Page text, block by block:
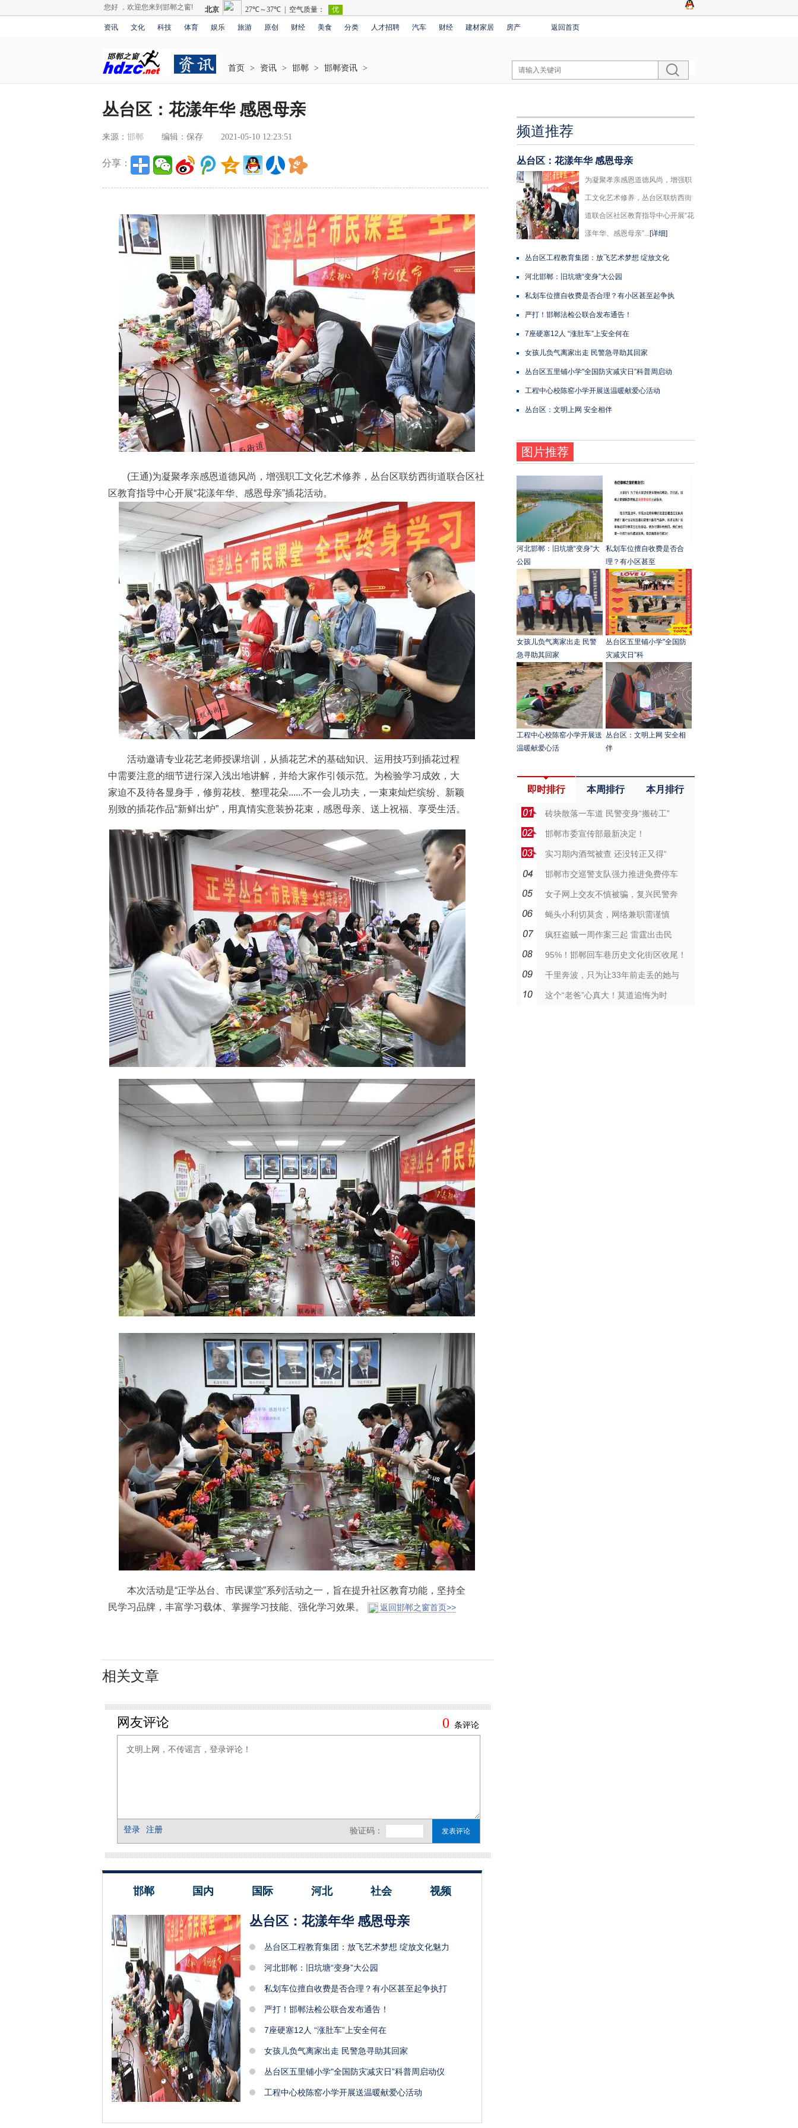
您好 ，欢迎您来到邯郸之窗!
资讯 文化 科技 体育 娱乐 旅游 原创 财经 美食 分类 人才招聘 汽车 财经 建材家居 房产 返回首页
首页 > 资讯 > 邯郸 > 邯郸资讯 >
丛台区：花漾年华 感恩母亲
来源： 邯郸 编辑：保存 2021-05-10 12:23:51
分享：
(王通)为凝聚孝亲感恩道德风尚，增强职工文化艺术修养，丛台区联纺西街道联合区社
区教育指导中心开展“花漾年华、感恩母亲”插花活动。
活动邀请专业花艺老师授课培训，从插花艺术的基础知识、运用技巧到插花过程
中需要注意的细节进行深入浅出地讲解，并给大家作引领示范。为检验学习成效，大
家迫不及待各显身手，修剪花枝、整理花朵......不一会儿功夫，一束束灿烂缤纷、新颖
别致的插花作品“新鲜出炉”，用真情实意装扮花束，感恩母亲、送上祝福、享受生活。
本次活动是“正学丛台、市民课堂”系列活动之一，旨在提升社区教育功能，坚持全
民学习品牌，丰富学习载体、掌握学习技能、强化学习效果。
返回邯郸之窗首页>>
相关文章
邯郸 国内 国际 河北 社会 视频
丛台区：花漾年华 感恩母亲
丛台区工程教育集团：放飞艺术梦想 绽放文化魅力
河北邯郸：旧坑塘“变身”大公园
私划车位擅自收费是否合理？有小区甚至起争执打
严打！邯郸法检公联合发布通告！
7座硬塞12人 “涨肚车”上安全何在
女孩儿负气离家出走 民警急寻助其回家
丛台区五里铺小学"全国防灾减灾日”科普周启动仪
工程中心校陈窑小学开展送温暖献爱心活动
频道推荐
丛台区：花漾年华 感恩母亲
为凝聚孝亲感恩道德风尚，增强职
工文化艺术修养，丛台区联纺西街
道联合区社区教育指导中心开展“花
漾年华、感恩母亲”...[详细]
丛台区工程教育集团：放飞艺术梦想 绽放文化
河北邯郸：旧坑塘“变身”大公园
私划车位擅自收费是否合理？有小区甚至起争执
严打！邯郸法检公联合发布通告！
7座硬塞12人 “涨肚车”上安全何在
女孩儿负气离家出走 民警急寻助其回家
丛台区五里铺小学"全国防灾减灾日”科普周启动
工程中心校陈窑小学开展送温暖献爱心活动
丛台区：文明上网 安全相伴
图片推荐
河北邯郸：旧坑塘“变身”大
公园
私划车位擅自收费是否合
理？有小区甚至
女孩儿负气离家出走 民警
急寻助其回家
丛台区五里铺小学"全国防
灾减灾日”科
工程中心校陈窑小学开展送
温暖献爱心活
丛台区：文明上网 安全相
伴
即时排行 本周排行 本月排行
砖块散落一车道 民警变身“搬砖工”
邯郸市委宣传部最新决定！
实习期内酒驾被查 还没转正又得“
邯郸市交巡警支队强力推进免费停车
女子网上交友不慎被骗，复兴民警奔
蝇头小利切莫贪，网络兼职需谨慎
疯狂盗贼一周作案三起 雷霆出击民
95%！邯郸回车巷历史文化街区收尾！
千里奔波，只为让33年前走丢的她与
这个“老爸”心真大！莫道追悔为时